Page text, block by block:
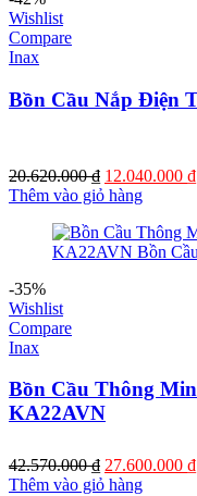
Wishlist
Compare
Inax
Bồn Cầu Nắp Điện
20.620.000₫ Giá
gốc
20.620.000 ₫.
12.040.000 ₫
Thêm vào giỏ hàng
-35%
Wishlist
Compare
Inax
Bồn Cầu Thông
KA22AVN
42.570.000₫ Giá
gốc
27.600.000 ₫
Thêm vào giỏ hàng